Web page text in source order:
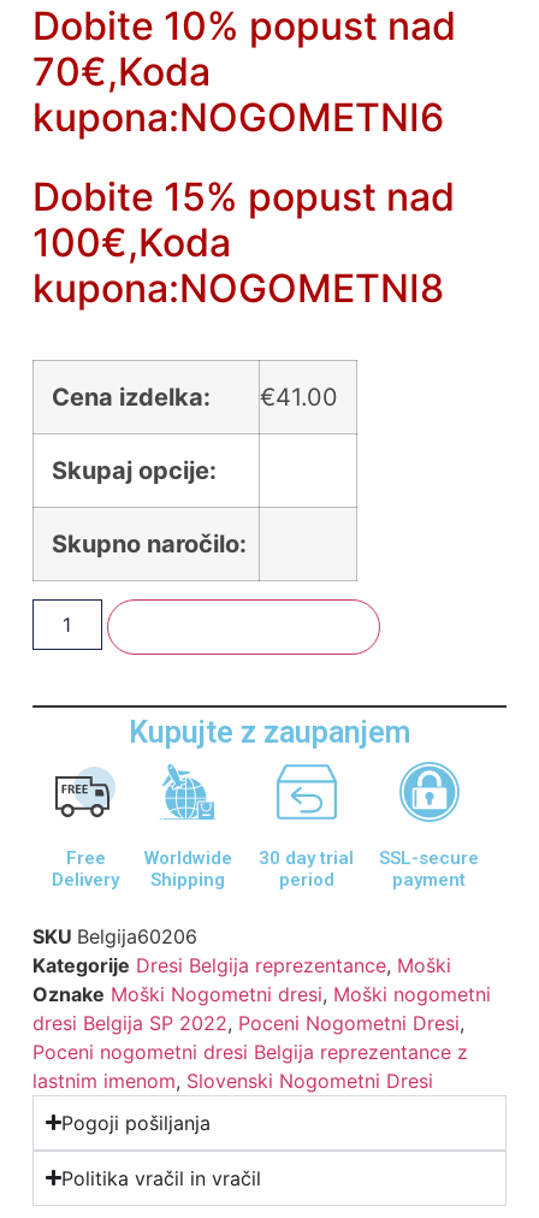
Dobite 10% popust nad
70€,Koda
kupona:NOGOMETNI6
Dobite 15% popust nad
100€,Koda
kupona:NOGOMETNI8
Cena izdelka: €41.00
Skupaj opcije:
Skupno naročilo:
Kupujte z zaupanjem
Free
Delivery
Worldwide
Shipping
30 day trial
period
SSL-secure
payment
SKU Belgija60206
Kategorije Dresi Belgija reprezentance, Moški
Oznake Moški Nogometni dresi, Moški nogometni
dresi Belgija SP 2022, Poceni Nogometni Dresi,
Poceni nogometni dresi Belgija reprezentance z
lastnim imenom, Slovenski Nogometni Dresi
Pogoji pošiljanja
Politika vračil in vračil